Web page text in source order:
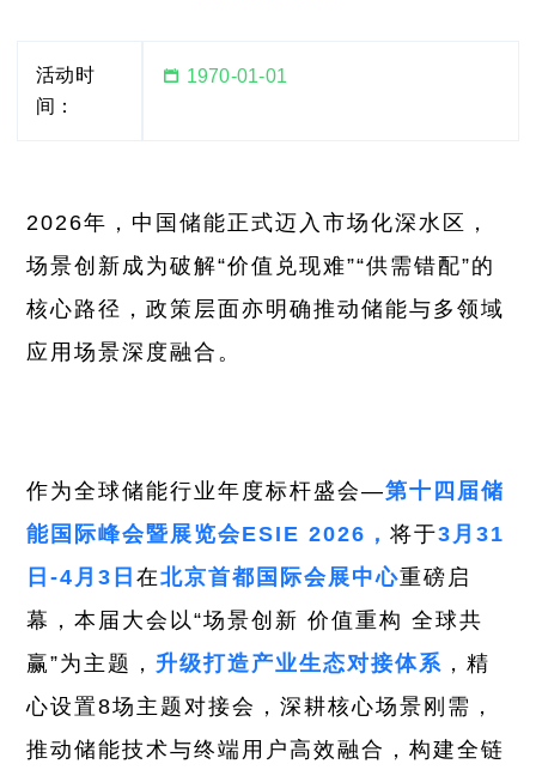
活动时
间：
 1970-01-01
2026年，中国储能正式迈入市场化深水区，
场景创新成为破解“价值兑现难”“供需错配”的
核心路径，政策层面亦明确推动储能与多领域
应用场景深度融合。
作为全球储能行业年度标杆盛会—第十四届储
能国际峰会暨展览会ESIE 2026， 将于3月31
日-4月3日 在北京首都国际会展中心重磅启
幕，本届大会以“场景创新 价值重构 全球共
赢”为主题， 升级打造产业生态对接体系 ，精
心设置8场主题对接会，深耕核心场景刚需，
推动储能技术与终端用户高效融合，构建全链